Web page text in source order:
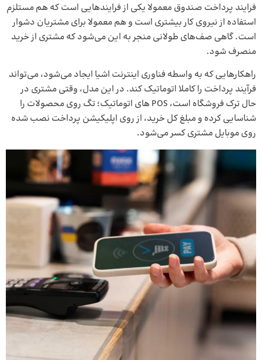
فرایند پرداخت صندوق معمولا یکی از فرایندهایی است که هم مستلزم
استفاده از نیروی کار بیشتری است و هم معمولا برای مشتریان دشوار
است. گاهی صف‌های طولانی منجر به این می‌شود که مشتری از خرید
منصرف شود.
راهکارهایی که به واسطه فناوری اینترنت اشیا ایجاد می‌شود، می‌تواند
فرآیند پرداخت را کاملا اتوماتیک کند. در این مدل، وقتی مشتری در
حال ترک فروشگاه است، POS های اتوماتیک؛ تگ روی محصولات را
شناسایی کرده و مبلغ کل خرید، از روی اپلیکیشن پرداخت نصب شده
روی موبایل مشتری کسر می‌شود.